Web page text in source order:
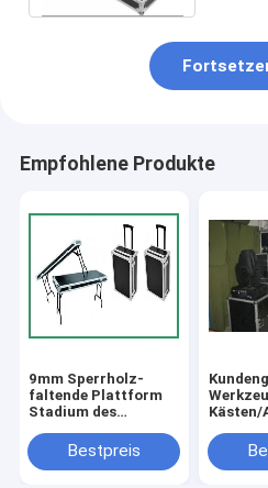
Empfohlene Produkte
9mm Sperrholz-
faltende Plattform
Stadium des
Kasten-tragbaren
Stadiums für
Bestpreis
Rädern